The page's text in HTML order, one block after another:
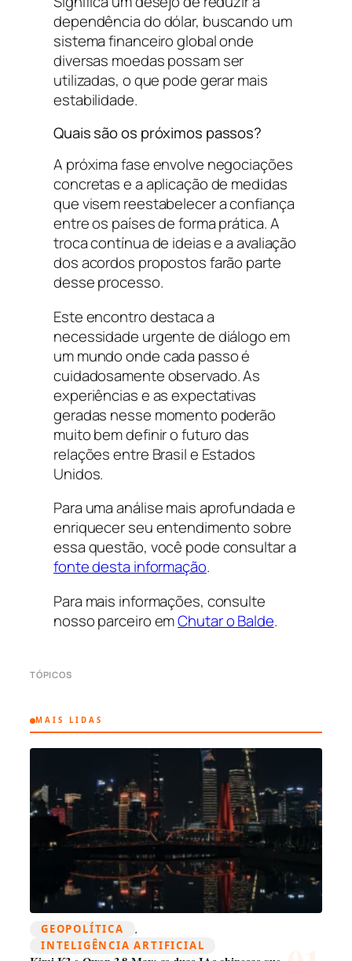
dependência do dólar, buscando um
sistema financeiro global onde
diversas moedas possam ser
utilizadas, o que pode gerar mais
estabilidade.
Quais são os próximos passos?
A próxima fase envolve negociações
concretas e a aplicação de medidas
que visem reestabelecer a confiança
entre os países de forma prática. A
troca contínua de ideias e a avaliação
dos acordos propostos farão parte
desse processo.
Este encontro destaca a
necessidade urgente de diálogo em
um mundo onde cada passo é
cuidadosamente observado. As
experiências e as expectativas
geradas nesse momento poderão
muito bem definir o futuro das
relações entre Brasil e Estados
Unidos.
Para uma análise mais aprofundada e
enriquecer seu entendimento sobre
essa questão, você pode consultar a
fonte desta informação.
Para mais informações, consulte
nosso parceiro emChutar o Balde.
TÓPICOS
MAIS LIDAS
GEOPOLÍTICA ,
INTELIGÊNCIA ARTIFICIAL